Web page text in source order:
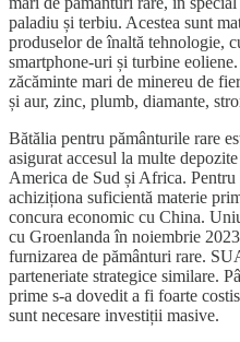
paladiu și terbiu. Acestea sunt
produselor de înaltă tehnologie,
smartphone-uri și turbine
zăcăminte mari de minereu de
și aur, zinc, plumb, diamante,
Bătălia pentru pământurile rare
asigurat accesul la multe
America de Sud și Africa.
achiziționa suficientă materie
concura economic cu China.
cu Groenlanda în noiembrie
furnizarea de pământuri rare.
parteneriate strategice similare.
prime s-a dovedit a fi foarte
sunt necesare investiții masive.